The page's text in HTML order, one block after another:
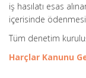
iş hasılatı esas
içerisinde
Tüm denetim
Harçlar Kanunu